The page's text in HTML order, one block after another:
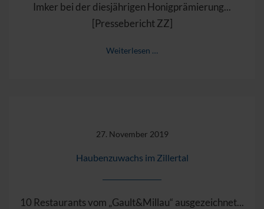
Imker bei der diesjährigen Honigprämierung...
[Pressebericht ZZ]
Weiterlesen …
27. November 2019
Haubenzuwachs im Zillertal
10 Restaurants vom „Gault&Millau“ ausgezeichnet...